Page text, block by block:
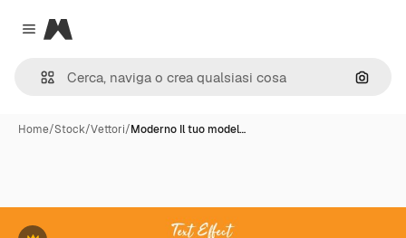
Close menu
Magnific
Cerca
Home/Stock/Vettori/Moderno Il tuo model…